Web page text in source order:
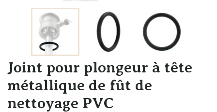
Joint pour plongeur à tête
métallique de fût de
nettoyage PVC